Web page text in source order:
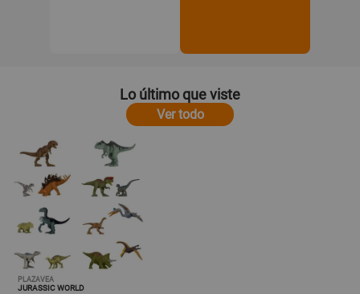
Lo último que viste
Ver todo
PLAZAVEA
JURASSIC WORLD